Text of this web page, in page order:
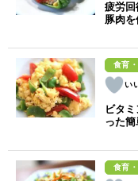
疲労
豚肉
食育
ビタ
った
食育